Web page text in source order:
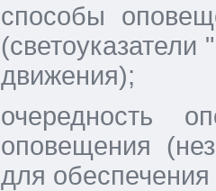
способы
(светоуказатели
движения);
очередность
оповещения
для